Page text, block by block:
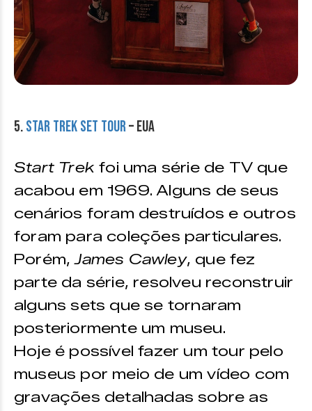
5.Star Trek Set Tour– EUA
Start Trek foi uma série de TV que
acabou em 1969. Alguns de seus
cenários foram destruídos e outros
foram para coleções particulares.
Porém,James Cawley, que fez
parte da série, resolveu reconstruir
alguns sets que se tornaram
posteriormente um museu.
Hoje é possível fazer um tour pelo
museus por meio de um vídeo com
gravações detalhadas sobre as